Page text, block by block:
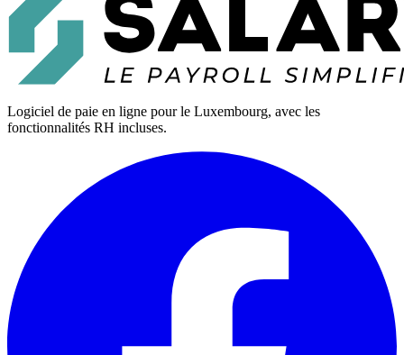
Logiciel de paie en ligne pour le Luxembourg, avec les
fonctionnalités RH incluses.